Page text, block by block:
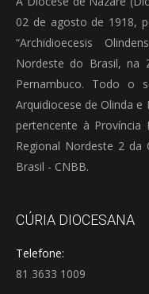
02 de agosto de 1918,
“Archidioecesis
Nordeste do Brasil, na
Pernambuco. Todo o
Arquidiocese de Olinda e
pertencente à Província
Regional Nordeste 2 da
Brasil - CNBB.
CÚRIA DIOCESANA
Telefone:
81 3633 1009